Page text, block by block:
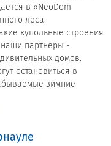
бытовой техники
в «NeoDom
леса
купольные строения
наши партнеры -
домов.
остановиться в
зимние